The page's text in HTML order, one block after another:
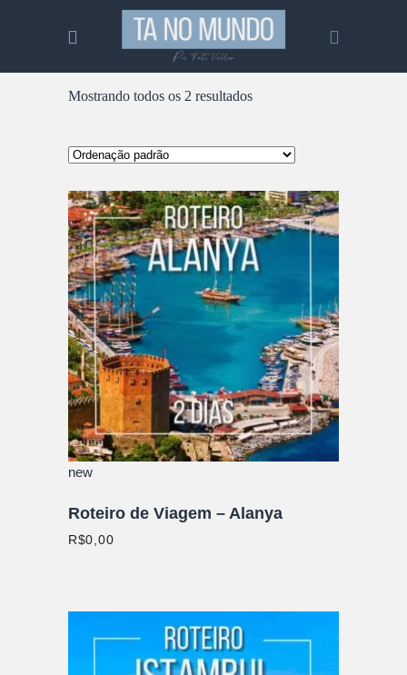
Mostrando todos os 2 resultados
new
ADICIONAR AO CARRINHO
Roteiro de Viagem – Alanya
R$0,00